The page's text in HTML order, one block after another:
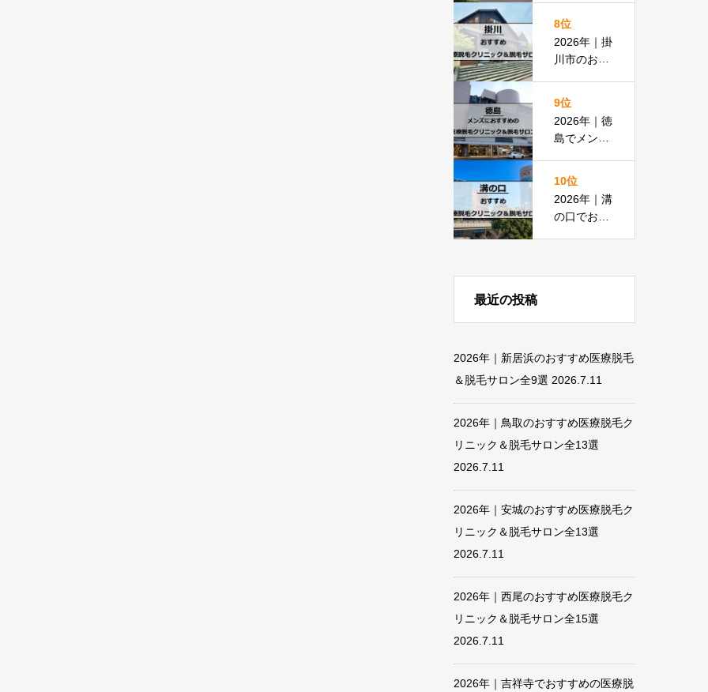
＆脱毛サロ
ン全15選
8位
2026年｜掛
川市のおす
ク＆脱毛サ
ロン全11選
9位
2026年｜徳
島でメンズ
すめの医療
脱毛＆脱毛
サロン全15
選
10位
2026年｜溝
の口でおす
最近の投稿
2026年｜新居浜のおすすめ医療脱毛
＆脱毛サロン全9選 2026.7.11
2026年｜鳥取のおすすめ医療脱毛ク
リニック＆脱毛サロン全13選
2026.7.11
2026年｜安城のおすすめ医療脱毛ク
リニック＆脱毛サロン全13選
2026.7.11
2026年｜西尾のおすすめ医療脱毛ク
リニック＆脱毛サロン全15選
2026.7.11
2026年｜吉祥寺でおすすめの医療脱